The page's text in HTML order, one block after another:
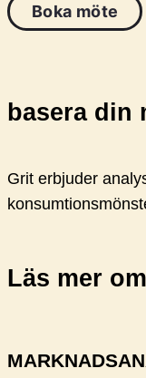
Boka möte
basera din
Grit erbjuder
Läs mer